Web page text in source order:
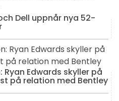
Dell uppnår nya 52-
Ryan Edwards skyller på
på relation med Bentley